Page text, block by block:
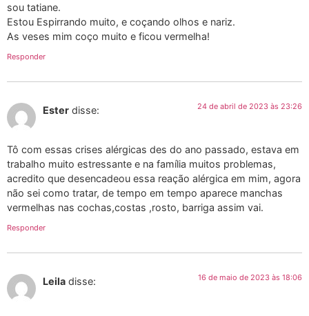
sou tatiane.
Estou Espirrando muito, e coçando olhos e nariz.
As veses mim coço muito e ficou vermelha!
Responder
Ester disse: 24 de abril de 2023 às 23:26
Tô com essas crises alérgicas des do ano passado, estava em
trabalho muito estressante e na família muitos problemas,
acredito que desencadeou essa reação alérgica em mim, agora
não sei como tratar, de tempo em tempo aparece manchas
vermelhas nas cochas,costas ,rosto, barriga assim vai.
Responder
Leila disse: 16 de maio de 2023 às 18:06